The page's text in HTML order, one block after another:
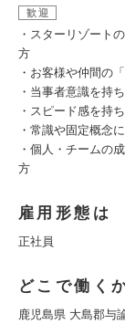
歓迎
・スターリゾート
方
・お客様や仲間の
・当事者意識を持
・スピード感を持
・常識や固定概念
・個人・チームの
方
雇用形態は
正社員
どこで働く
鹿児島県 大島郡与